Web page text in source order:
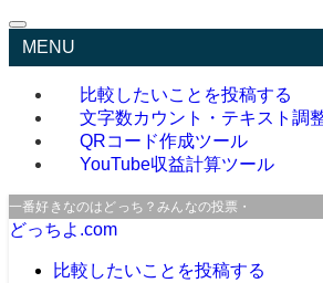
MENU
比較したいことを投稿する
文字数カウント・テキスト調
QRコード作成ツール
YouTube収益計算ツール
一番好きなのはどっち？みんなの投票・口コミサイ
どっちよ.com
比較したいことを投稿する